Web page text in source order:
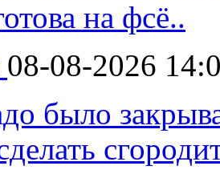
на фсё..
08-08-2026
было